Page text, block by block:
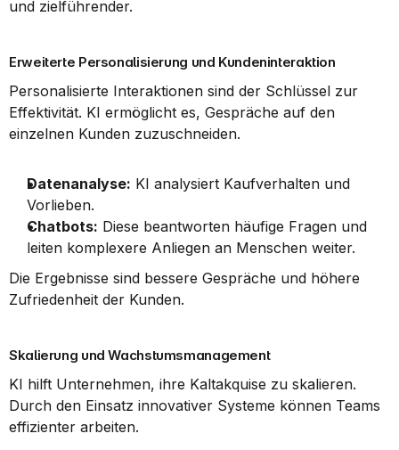
und zielführender.
Erweiterte Personalisierung und Kundeninteraktion
Personalisierte Interaktionen sind der Schlüssel zur
Effektivität. KI ermöglicht es, Gespräche auf den
einzelnen Kunden zuzuschneiden.
Datenanalyse: KI analysiert Kaufverhalten und
Vorlieben.
Chatbots: Diese beantworten häufige Fragen und
leiten komplexere Anliegen an Menschen weiter.
Die Ergebnisse sind bessere Gespräche und höhere
Zufriedenheit der Kunden.
Skalierung und Wachstumsmanagement
KI hilft Unternehmen, ihre Kaltakquise zu skalieren.
Durch den Einsatz innovativer Systeme können Teams
effizienter arbeiten.